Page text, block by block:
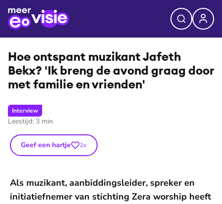
©Sparkture
Hoe ontspant muzikant Jafeth
Bekx? 'Ik breng de avond graag door
met familie en vrienden'
Interview
Leestijd: 3 min
Geef een hartje 2x
Als muzikant, aanbiddingsleider, spreker en
initiatiefnemer van stichting Zera worship heeft